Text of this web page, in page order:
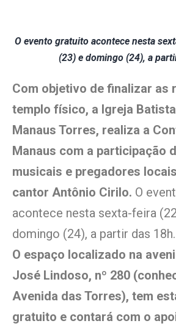
O evento gratuito acontece nesta
(23) e domingo (24), a
Com objetivo de finalizar as
templo físico, a Igreja
Manaus Torres, realiza a
Manaus com a participação
musicais e pregadores
cantor Antônio Cirilo. O
acontece nesta sexta-feira
domingo (24), a partir das 18h.
O espaço localizado na
José Lindoso, nº 280
Avenida das Torres), tem
gratuito e contará com o